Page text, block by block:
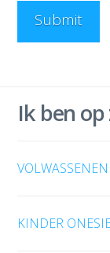
Ik ben
KINDER